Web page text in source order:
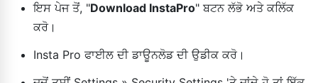
ਇਸ ਪੇਜ ਤੋਂ, "Download InstaPro" ਬਟਨ ਲੱਭੋ ਅਤੇ ਕਲਿੱਕ
ਕਰੋ।
Insta Pro ਫਾਈਲ ਦੀ ਡਾਊਨਲੋਡ ਦੀ ਉਡੀਕ ਕਰੋ।